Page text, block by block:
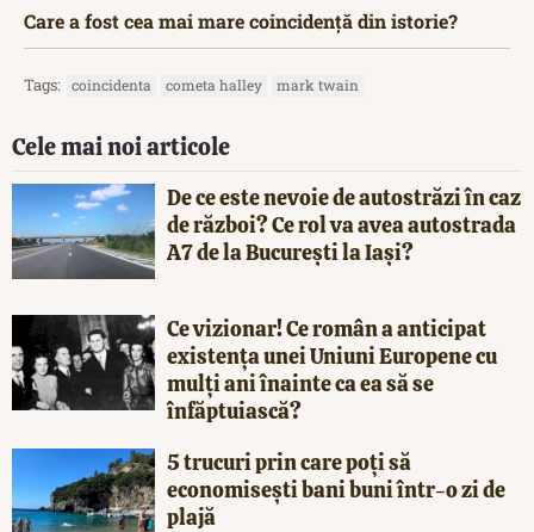
Care a fost cea mai mare coincidență din istorie?
Tags: coincidenta cometa halley mark twain
Cele mai noi articole
De ce este nevoie de autostrăzi în caz
de război? Ce rol va avea autostrada
A7 de la București la Iași?
Ce vizionar! Ce român a anticipat
existența unei Uniuni Europene cu
mulți ani înainte ca ea să se
înfăptuiască?
5 trucuri prin care poți să
economisești bani buni într-o zi de
plajă